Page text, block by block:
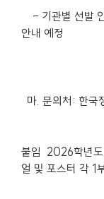
- 기관별 선발
안내 예정
마. 문의처: 한국
붙임 2026학년도
얼 및 포스터 각 1